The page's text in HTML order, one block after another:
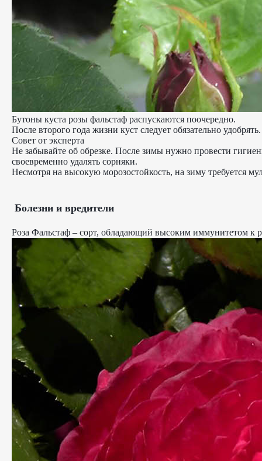
Бутоны куста розы фальстаф распускаются поочередно.
После второго года жизни куст следует обязательно
Совет от эксперта
Не забывайте об обрезке. После зимы нужно провести
своевременно удалять сорняки.
Несмотря на высокую морозостойкость, на зиму требуется
Болезни и вредители
Роза Фальстаф – сорт, обладающий высоким иммунитетом к